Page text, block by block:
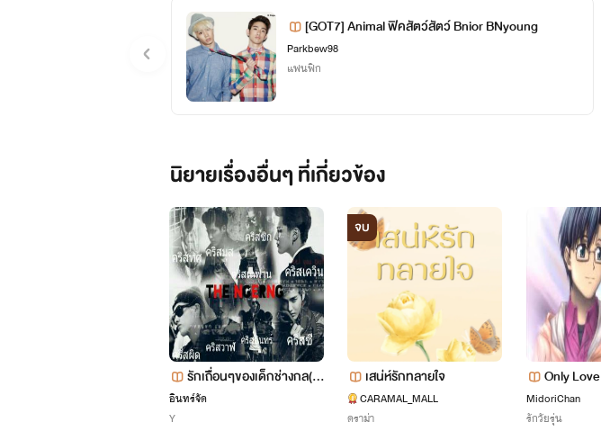
[GOT7] Animal ฟิคสัตว์สัตว์ Bnior BNyoung
Parkbew98
แฟนฟิก
นิยายเรื่องอื่นๆ ที่เกี่ยวข้อง
รักเถื่ิอนๆของเด็กช่างกล(เด
อะเงิง)
อินทร์จัด
Y
จบ
เสน่ห์รักทลายใจ
CARAMAL_MALL
ดราม่า
Only Love (แอบ)รักหมดใจ
ฉันกับนาย
MidoriChan
รักวัยรุ่น